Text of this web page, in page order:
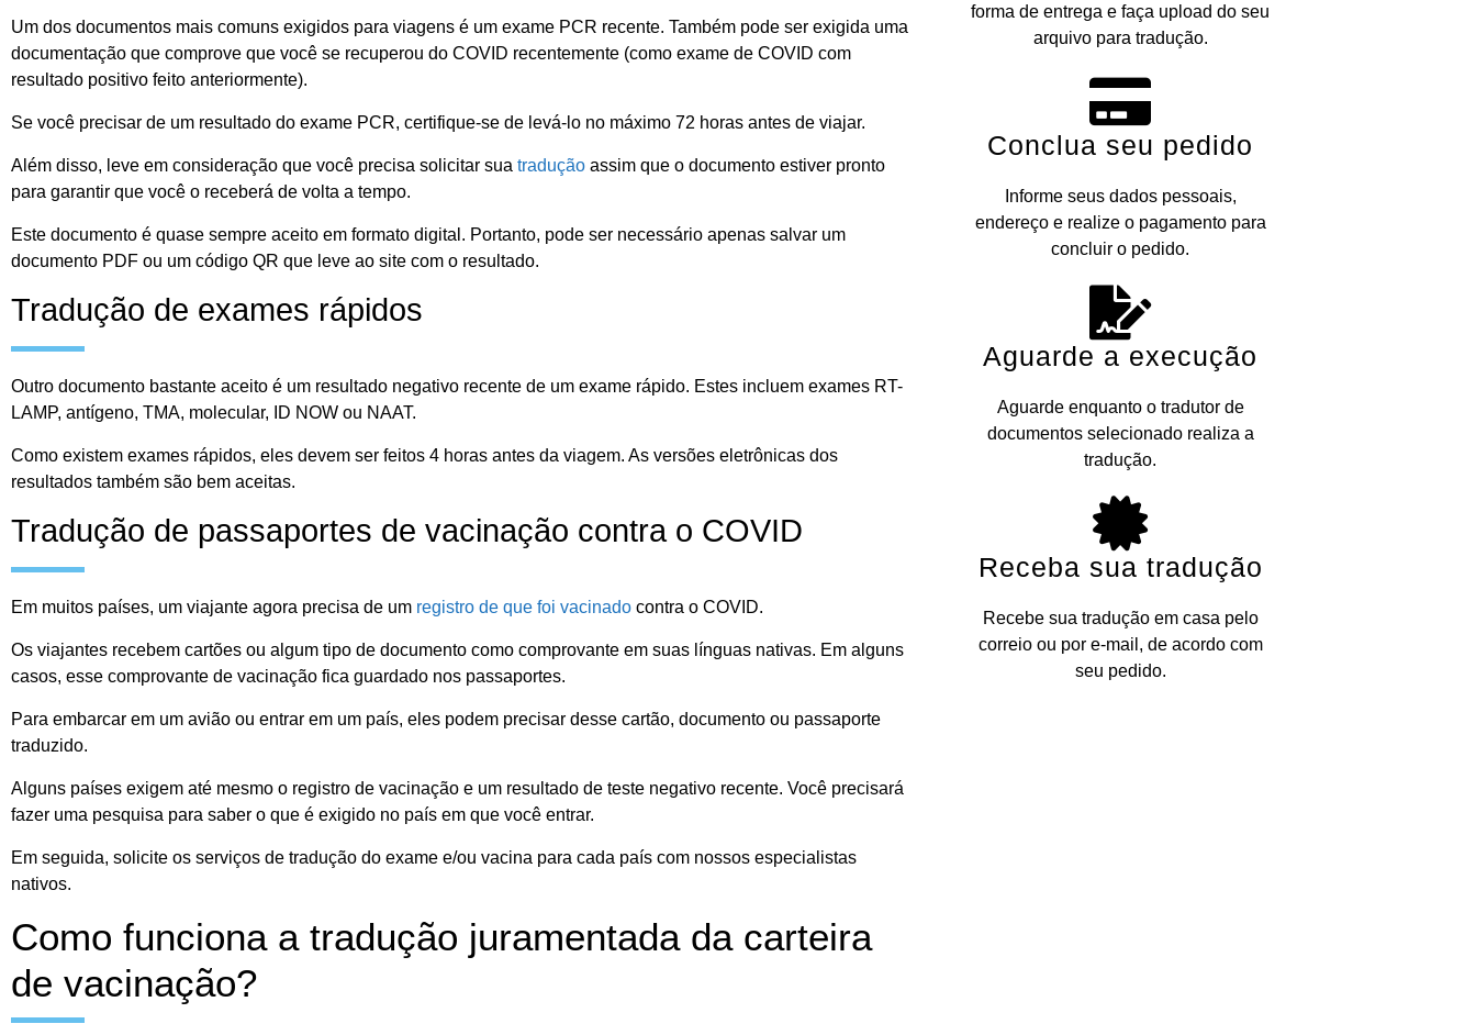
Um dos documentos mais comuns exigidos para viagens é um exame PCR recente. Também pode ser exigida uma
documentação que comprove que você se recuperou do COVID recentemente (como exame de COVID com
resultado positivo feito anteriormente).
Se você precisar de um resultado do exame PCR, certifique-se de levá-lo no máximo 72 horas antes de viajar.
Além disso, leve em consideração que você precisa solicitar sua tradução assim que o documento estiver pronto
para garantir que você o receberá de volta a tempo.
Este documento é quase sempre aceito em formato digital. Portanto, pode ser necessário apenas salvar um
documento PDF ou um código QR que leve ao site com o resultado.
Tradução de exames rápidos
Outro documento bastante aceito é um resultado negativo recente de um exame rápido. Estes incluem exames RT-
LAMP, antígeno, TMA, molecular, ID NOW ou NAAT.
Como existem exames rápidos, eles devem ser feitos 4 horas antes da viagem. As versões eletrônicas dos
resultados também são bem aceitas.
Tradução de passaportes de vacinação contra o COVID
Em muitos países, um viajante agora precisa de um registro de que foi vacinado contra o COVID.
Os viajantes recebem cartões ou algum tipo de documento como comprovante em suas línguas nativas. Em alguns
casos, esse comprovante de vacinação fica guardado nos passaportes.
Para embarcar em um avião ou entrar em um país, eles podem precisar desse cartão, documento ou passaporte
traduzido.
Alguns países exigem até mesmo o registro de vacinação e um resultado de teste negativo recente. Você precisará
fazer uma pesquisa para saber o que é exigido no país em que você entrar.
Em seguida, solicite os serviços de tradução do exame e/ou vacina para cada país com nossos especialistas
nativos.
Como funciona a tradução juramentada da carteira
de vacinação?
forma de entrega e faça upload do seu
arquivo para tradução.
Conclua seu pedido
Informe seus dados pessoais,
endereço e realize o pagamento para
concluir o pedido.
Aguarde a execução
Aguarde enquanto o tradutor de
documentos selecionado realiza a
tradução.
Receba sua tradução
Recebe sua tradução em casa pelo
correio ou por e-mail, de acordo com
seu pedido.